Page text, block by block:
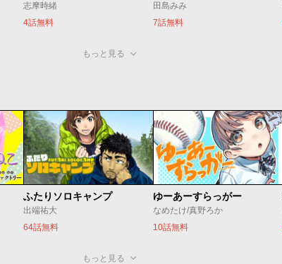
志摩時緒
4話無料
田島みみ
7話無料
もっと見る
ふたりソロキャンプ
出端祐大
64話無料
ゆーあーすらっがー
なめたけ/真野ろか
10話無料
もっと見る